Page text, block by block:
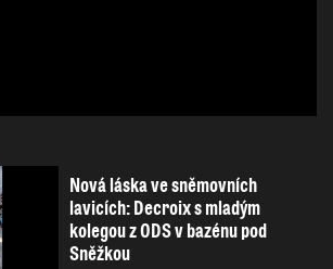
Nová láska ve sněmovních
lavicích: Decroix s mladým
kolegou z ODS v bazénu pod
Sněžkou